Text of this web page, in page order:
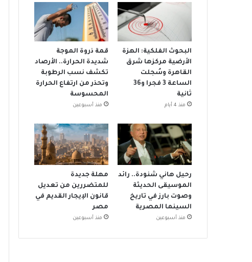
البحوث الفلكية: الهزة
الأرضية مركزها شرق
القاهرة وسُجلت
الساعة 3 فجرا و36
ثانية
منذ 4 أيام
قمة ذروة الموجة
شديدة الحرارة.. الأرصاد
تكشف نسب الرطوبة
وتحذر من ارتفاع الحرارة
المحسوسة
منذ أسبوعين
رحيل هاني شنودة.. رائد
الموسيقى الحديثة
وصوت بارز في تاريخ
السينما المصرية
منذ أسبوعين
مهلة جديدة
للمتضررين من تعديل
قانون الإيجار القديم في
مصر
منذ أسبوعين